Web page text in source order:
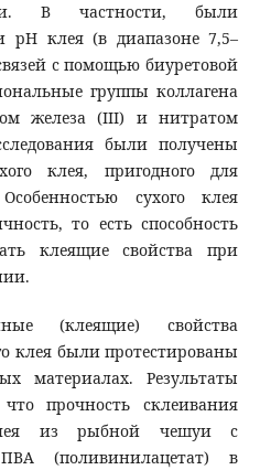
В частности, были
pH клея (в диапазоне 7,5–
с помощью биуретовой
группы коллагена
железа (III) и нитратом
были получены
клея, пригодного для
сухого клея
то есть способность
клеящие свойства при
(клеящие) свойства
клея были протестированы
материалах. Результаты
прочность склеивания
из рыбной чешуи с
(поливинилацетат) в